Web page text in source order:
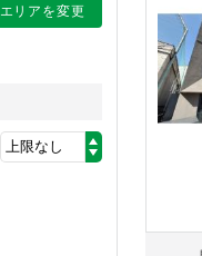
エリアを変更